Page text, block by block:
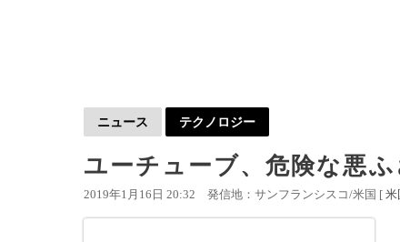
ニュース テクノロジー
ユーチューブ、危険な悪
2019年1月16日 20:32 発信地：サンフランシスコ/米国 [ 米